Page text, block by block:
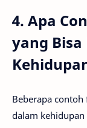
4. Apa
yang
Beberapa
dalam